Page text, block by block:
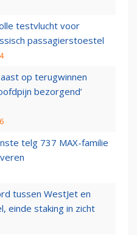
testvlucht voor
passagierstoestel
op terugwinnen
bezorgend’
telg 737 MAX-familie
tussen WestJet en
einde staking in zicht